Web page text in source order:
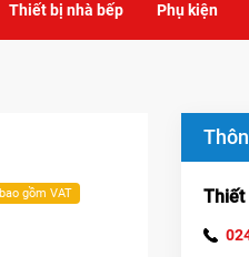
Thiết bị nhà bếp Phụ kiện
gồm VAT Thiết